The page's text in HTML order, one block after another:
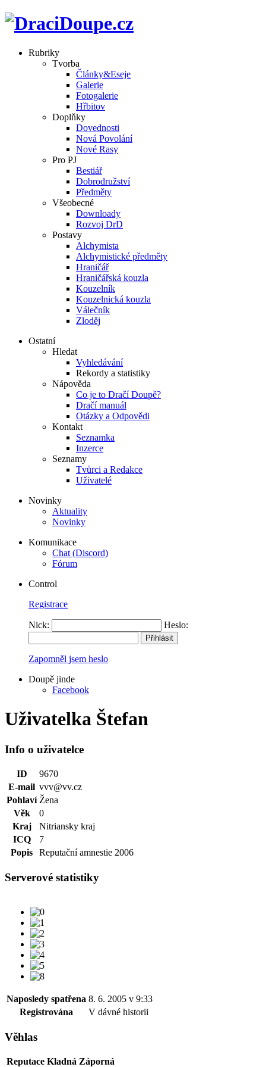
Rubriky
Tvorba
Články&Eseje
Galerie
Fotogalerie
Hřbitov
Doplňky
Dovednosti
Nová Povolání
Nové Rasy
Pro PJ
Bestiář
Dobrodružství
Předměty
Všeobecné
Downloady
Rozvoj DrD
Postavy
Alchymista
Alchymistické předměty
Hraničář
Hraničářská kouzla
Kouzelník
Kouzelnická kouzla
Válečník
Zloděj
Ostatní
Hledat
Vyhledávání
Rekordy a statistiky
Nápověda
Co je to Dračí Doupě?
Dračí manuál
Otázky a Odpovědi
Kontakt
Seznamka
Inzerce
Seznamy
Tvůrci a Redakce
Uživatelé
Novinky
Aktuality
Novinky
Komunikace
Chat (Discord)
Fórum
Control
Registrace
Nick: Heslo:
Zapomněl jsem heslo
Doupě jinde
Facebook
Uživatelka Štefan
Info o uživatelce
ID
9670
E-mail vvv@vv.cz
Pohlaví Žena
Věk
0
Kraj
Nitriansky kraj
ICQ
7
Popis
Reputační amnestie 2006
Serverové statistiky
Naposledy spatřena 8. 6. 2005 v 9:33
Registrována
V dávné historii
Věhlas
Reputace Kladná Záporná